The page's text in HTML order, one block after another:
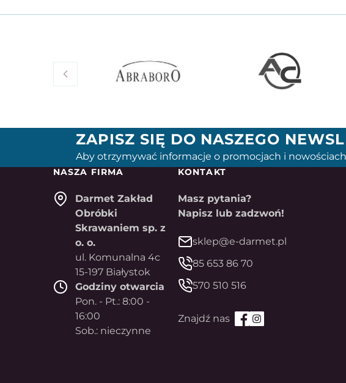
ZAPISZ SIĘ DO NASZEGO
Aby otrzymywać informacje o promocjach i
NASZA FIRMA
Darmet Zakład
Obróbki
Skrawaniem sp. z
o. o.
ul. Komunalna 4c
15-197 Białystok
Godziny otwarcia
Pon. - Pt.: 8:00 -
16:00
Sob.: nieczynne
KONTAKT
Masz pytania?
Napisz lub zadzwoń!
sklep@e-darmet.pl
85 653 86 70
570 510 516